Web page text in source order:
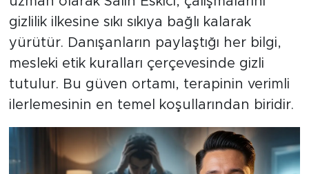
gizlilik ilkesine sıkı sıkıya bağlı kalarak
yürütür. Danışanların paylaştığı her bilgi,
mesleki etik kuralları çerçevesinde gizli
tutulur. Bu güven ortamı, terapinin verimli
ilerlemesinin en temel koşullarından biridir.